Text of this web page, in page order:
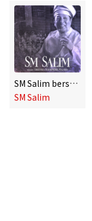
SM Salim bersama Orkestra Filharmonik Malaysia (Live)
SM Salim